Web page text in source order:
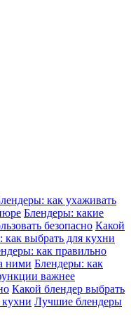
как ухаживать
Блендеры: какие
безопасно Какой
как выбрать для кухни
как правильно
ними Блендеры: как
важнее
Какой блендер выбрать
кухни Лучшие блендеры